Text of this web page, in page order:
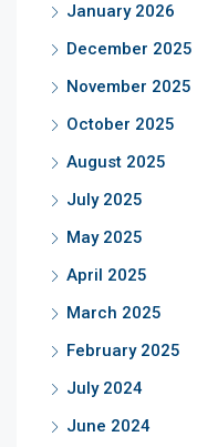
January 2026
December 2025
November 2025
October 2025
August 2025
July 2025
May 2025
April 2025
March 2025
February 2025
July 2024
June 2024